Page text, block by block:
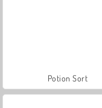
Potion Sort